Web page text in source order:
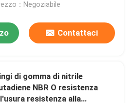
：Negoziabile
Contattaci
di gomma di nitrile
NBR O resistenza
resistenza alla